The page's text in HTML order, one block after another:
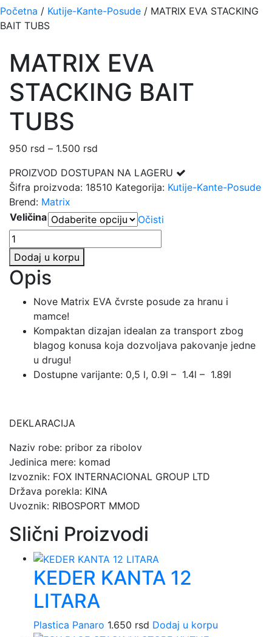
Početna / Kutije-Kante-Posude / MATRIX EVA STACKING
BAIT TUBS
MATRIX EVA
STACKING BAIT
TUBS
950 rsd – 1.500 rsd
od
950 rsd
1.500 rsd
PROIZVOD DOSTUPAN NA LAGERU
Šifra proizvoda: 18510 Kategorija: Kutije-Kante-Posude
Brend: Matrix
Veličina
Očisti
MATRIX
EVA
STACKING
BAIT
TUBS
količina
Dodaj u korpu
Opis
Nove Matrix EVA čvrste posude za hranu i
mamce!
Kompaktan dizajan idealan za transport zbog
blagog konusa koja dozvoljava pakovanje jedne
u drugu!
Dostupne varijante: 0,5 l, 0.9l – 1.4l – 1.89l
DEKLARACIJA
Naziv robe: pribor za ribolov
Jedinica mere: komad
Izvoznik: FOX INTERNACIONAL GROUP LTD
Država porekla: KINA
Uvoznik: RIBOSPORT MMOD
Slični Proizvodi
KEDER KANTA 12
LITARA
Plastica Panaro 1.650 rsd Dodaj u korpu